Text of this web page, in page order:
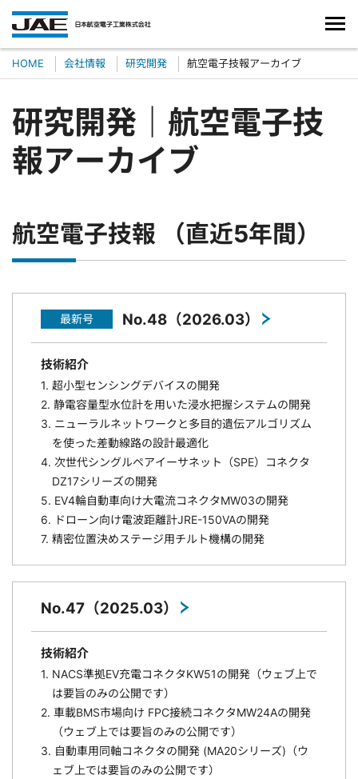
HOME 会社情報 研究開発 航空電子技報アーカイブ
研究開発｜航空電子技
報アーカイブ
航空電子技報 （直近5年間）
最新号 No.48（2026.03）
技術紹介
1. 超小型センシングデバイスの開発
2. 静電容量型水位計を用いた浸水把握システムの開発
3. ニューラルネットワークと多目的遺伝アルゴリズム
を使った差動線路の設計最適化
4. 次世代シングルペアイーサネット（SPE）コネクタ
DZ17シリーズの開発
5. EV4輪自動車向け大電流コネクタMW03の開発
6. ドローン向け電波距離計JRE-150VAの開発
7. 精密位置決めステージ用チルト機構の開発
No.47（2025.03）
技術紹介
1. NACS準拠EV充電コネクタKW51の開発（ウェブ上で
は要旨のみの公開です）
2. 車載BMS市場向け FPC接続コネクタMW24Aの開発
（ウェブ上では要旨のみの公開です）
3. 自動車用同軸コネクタの開発 (MA20シリーズ)（ウ
ェブ上では要旨のみの公開です）